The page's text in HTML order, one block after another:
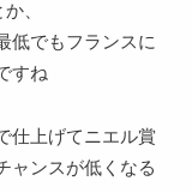
、
低でもフランスに
すね
仕上げてニエル賞
ャンスが低くなる